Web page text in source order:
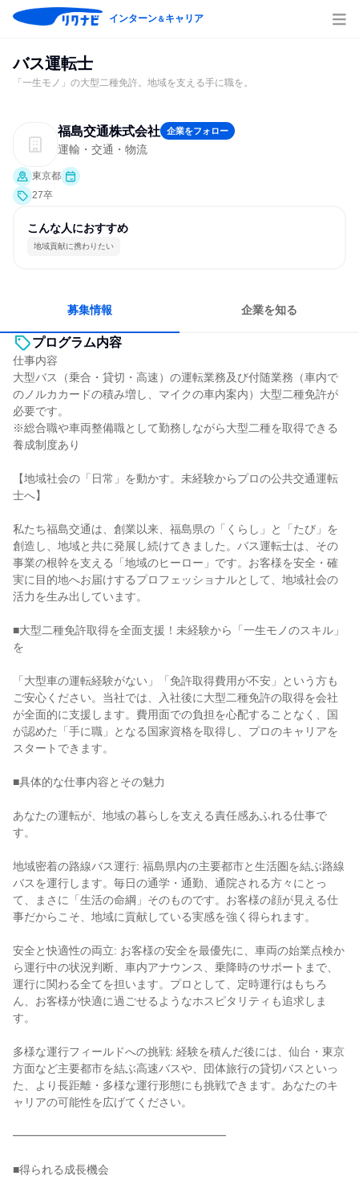
インターン＆キャリア
バス運転士
「一生モノ」の大型二種免許。地域を支える手に職を。
福島交通株式会社 企業をフォロー
運輸・交通・物流
東京都
27卒
こんな人におすすめ
地域貢献に携わりたい
募集情報 企業を知る
プログラム内容
仕事内容
大型バス（乗合・貸切・高速）の運転業務及び付随業務（車内で
のノルカカードの積み増し、マイクの車内案内）大型二種免許が
必要です。
※総合職や車両整備職として勤務しながら大型二種を取得できる
養成制度あり
【地域社会の「日常」を動かす。未経験からプロの公共交通運転
士へ】
私たち福島交通は、創業以来、福島県の「くらし」と「たび」を
創造し、地域と共に発展し続けてきました。バス運転士は、その
事業の根幹を支える「地域のヒーロー」です。お客様を安全・確
実に目的地へお届けするプロフェッショナルとして、地域社会の
活力を生み出しています。
■大型二種免許取得を全面支援！未経験から「一生モノのスキル」
を
「大型車の運転経験がない」「免許取得費用が不安」という方も
ご安心ください。当社では、入社後に大型二種免許の取得を会社
が全面的に支援します。費用面での負担を心配することなく、国
が認めた「手に職」となる国家資格を取得し、プロのキャリアを
スタートできます。
■具体的な仕事内容とその魅力
あなたの運転が、地域の暮らしを支える責任感あふれる仕事で
す。
地域密着の路線バス運行: 福島県内の主要都市と生活圏を結ぶ路線
バスを運行します。毎日の通学・通勤、通院される方々にとっ
て、まさに「生活の命綱」そのものです。お客様の顔が見える仕
事だからこそ、地域に貢献している実感を強く得られます。
安全と快適性の両立: お客様の安全を最優先に、車両の始業点検か
ら運行中の状況判断、車内アナウンス、乗降時のサポートまで、
運行に関わる全てを担います。プロとして、定時運行はもちろ
ん、お客様が快適に過ごせるようなホスピタリティも追求しま
す。
多様な運行フィールドへの挑戦: 経験を積んだ後には、仙台・東京
方面など主要都市を結ぶ高速バスや、団体旅行の貸切バスといっ
た、より長距離・多様な運行形態にも挑戦できます。あなたのキ
ャリアの可能性を広げてください。
━━━━━━━━━━━━━━━━━━━
■得られる成長機会